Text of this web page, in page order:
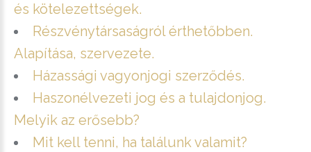
és kötelezettségek.
Részvénytársaságról érthetőbben.
Alapítása, szervezete.
Házassági vagyonjogi szerződés.
Haszonélvezeti jog és a tulajdonjog.
Melyik az erősebb?
Mit kell tenni, ha találunk valamit?